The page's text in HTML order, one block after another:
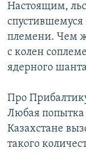
Настоящим,
племени. Чем
с колен
ядерного
Про
Любая попытка
Казахстане
такого